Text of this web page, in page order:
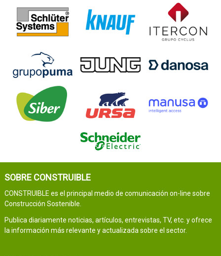
SOBRE CONSTRUIBLE
CONSTRUIBLE es el principal medio de comunicación on-line sobre
Construcción Sostenible.
Publica diariamente noticias, artículos, entrevistas, TV, etc. y ofrece
la información más relevante y actualizada sobre el sector.